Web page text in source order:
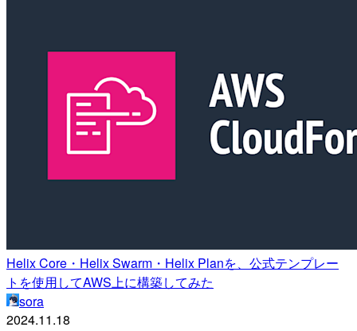
Helix Core・Helix Swarm・Helix Planを、公式テンプレー
トを使用してAWS上に構築してみた
sora
2024.11.18